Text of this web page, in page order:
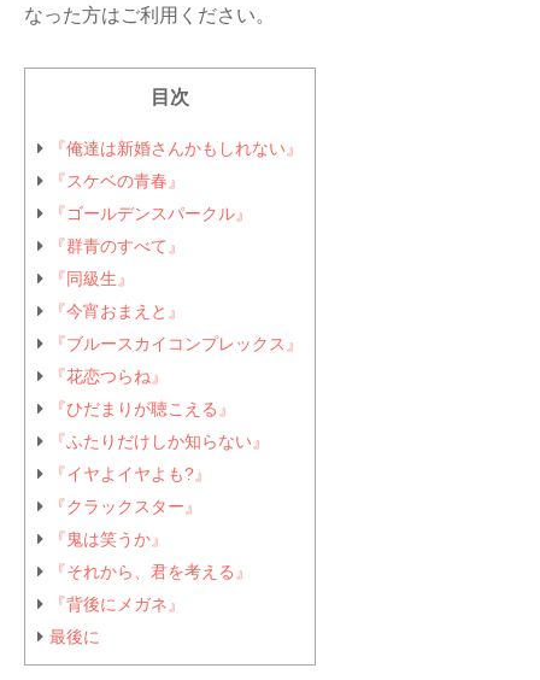
なった方はご利用ください。
目次
『俺達は新婚さんかもしれない』
『スケベの青春』
『ゴールデンスパークル』
『群青のすべて』
『同級生』
『今宵おまえと』
『ブルースカイコンプレックス』
『花恋つらね』
『ひだまりが聴こえる』
『ふたりだけしか知らない』
『イヤよイヤよも?』
『クラックスター』
『鬼は笑うか』
『それから、君を考える』
『背後にメガネ』
最後に